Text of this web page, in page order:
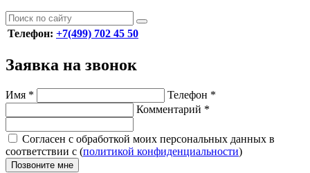
Телефон: +7(499) 702 45 50
Заявка на звонок
Имя * Телефон *
Комментарий *
Согласен с обработкой моих персональных данных в
соответствии с (политикой конфиденциальности)
Позвоните мне